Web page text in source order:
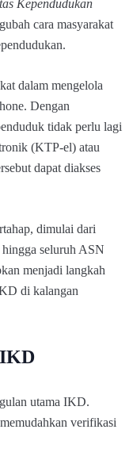
Kependudukan
cara masyarakat
dalam mengelola
Dengan
tidak perlu lagi
(KTP-el) atau
dapat diakses
dimulai dari
seluruh ASN
menjadi langkah
di kalangan
utama IKD.
verifikasi